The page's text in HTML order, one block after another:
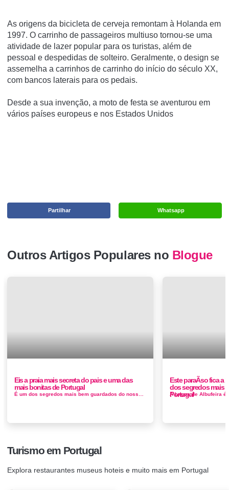
As origens da bicicleta de cerveja remontam à Holanda em
1997. O carrinho de passageiros multiuso tornou-se uma
atividade de lazer popular para os turistas, além de
pessoal e despedidas de solteiro. Geralmente, o design se
assemelha a carrinhos de carrinho do início do século XX,
com bancos laterais para os pedais.
Desde a sua invenção, a moto de festa se aventurou em
vários países europeus e nos Estados Unidos
Whatsapp
Partilhar
Outros Artigos Populares no Blogue
Eis a praia mais secreta do pais e uma das
mais bonitas de Portugal
Este paraÃ­so fica a
dos segredos mais
Portugal
Turismo em Portugal
Explora restaurantes museus hoteis e muito mais em Portugal